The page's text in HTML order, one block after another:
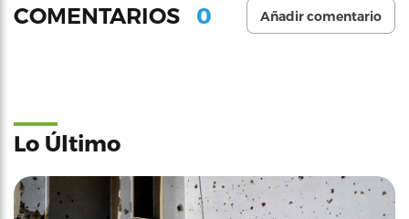
COMENTARIOS 0 Añadir comentario
Lo Último